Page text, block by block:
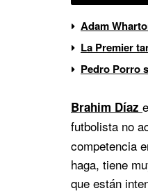
Adam
La Premier
Pedro Porro
Brahim Díaz
futbolista no
competencia
haga, tiene
que están